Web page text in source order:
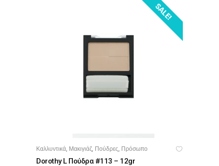
SALE!
ΠΡΟΣΘΉΚΗ ΣΤΟ ΚΑΛΆΘΙ
Καλλυντικά, Μακιγιάζ, Πούδρες, Πρόσωπο
Dorothy L Πούδρα #113 – 12gr